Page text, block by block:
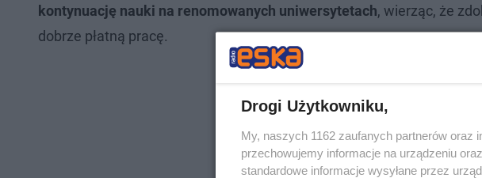
kontynuację nauki na renomowanych uniwersytetach, wierząc, że
dobrze płatną pracę.
Drogi Użytkowniku,
My, naszych 1162 zaufanych partnerów
przechowujemy informacje na urządzeniu
standardowe informacje wysyłane przez